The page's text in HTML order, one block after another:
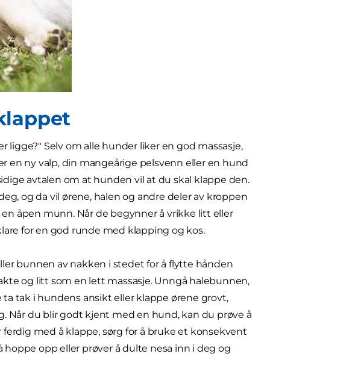
Selv om alle hunder liker en god massasje,
ny valp, din mangeårige pelsvenn eller en hund
avtalen om at hunden vil at du skal klappe den.
og da vil ørene, halen og andre deler av kroppen
åpen munn. Når de begynner å vrikke litt eller
for en god runde med klapping og kos.
bunnen av nakken i stedet for å flytte hånden
og litt som en lett massasje. Unngå halebunnen,
tak i hundens ansikt eller klappe ørene grovt,
Når du blir godt kjent med en hund, kan du prøve å
med å klappe, sørg for å bruke et konsekvent
opp eller prøver å dulte nesa inn i deg og